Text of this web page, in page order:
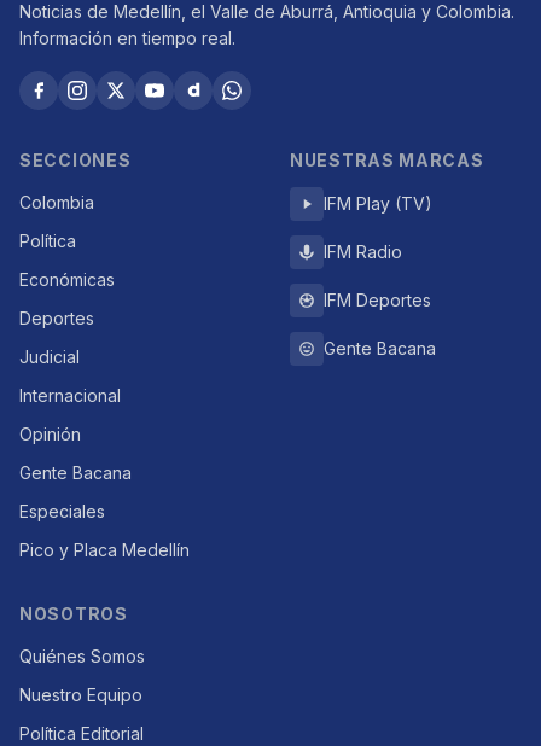
Noticias de Medellín, el Valle de Aburrá, Antioquia y Colombia.
Información en tiempo real.
SECCIONES
Colombia
Política
Económicas
Deportes
Judicial
Internacional
Opinión
Gente Bacana
Especiales
Pico y Placa Medellín
NUESTRAS MARCAS
IFM Play (TV)
IFM Radio
IFM Deportes
Gente Bacana
NOSOTROS
Quiénes Somos
Nuestro Equipo
Política Editorial